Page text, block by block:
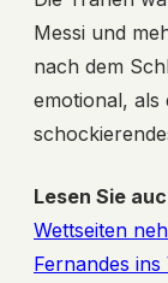
Messi und
nach dem
emotional, als
Lesen Sie
Wettseiten
Fernandes ins